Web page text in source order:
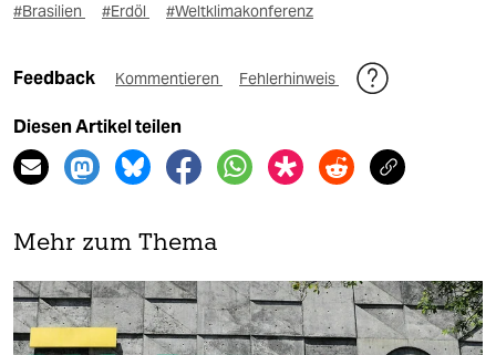
#Brasilien
#Erdöl #Weltklimakonferenz
Feedback Kommentieren Fehlerhinweis
Diesen Artikel teilen
Mehr zum Thema